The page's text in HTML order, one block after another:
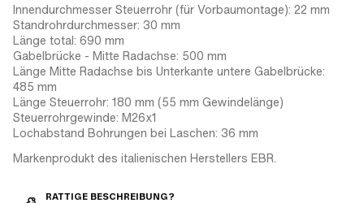
Innendurchmesser Steuerrohr (für Vorbaumontage): 22 mm
Standrohrdurchmesser: 30 mm
Länge total: 690 mm
Gabelbrücke - Mitte Radachse: 500 mm
Länge Mitte Radachse bis Unterkante untere Gabelbrücke:
485 mm
Länge Steuerrohr: 180 mm (55 mm Gewindelänge)
Steuerrohrgewinde: M26x1
Lochabstand Bohrungen bei Laschen: 36 mm
Markenprodukt des italienischen Herstellers EBR.
RATTIGE BESCHREIBUNG?